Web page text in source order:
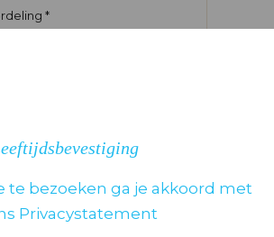
te bezoeken ga je akkoord met
Privacystatement